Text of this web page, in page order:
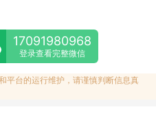
17091980968
登录查看完整微信
平台的运行维护，请谨慎判断信息真